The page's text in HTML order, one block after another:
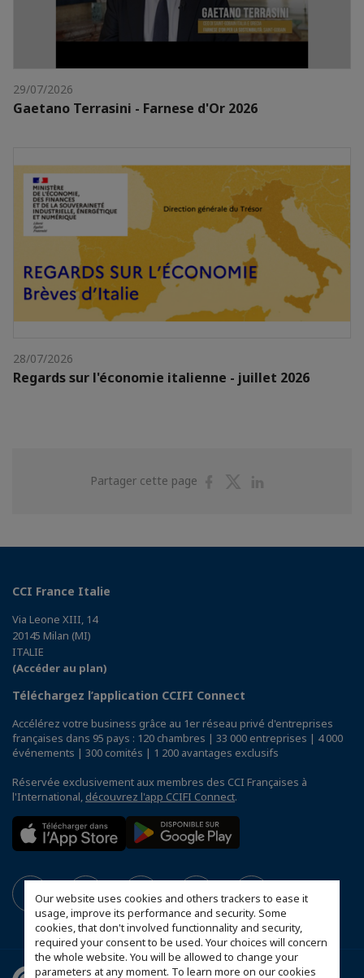
Our website uses cookies and others trackers to ease it
usage, improve its performance and security. Some
cookies, that don't involved functionnality and security,
required your consent to be used. Your choices will concern
the whole website. You will be allowed to change your
parameters at any moment. To learn more on our cookies
29/07/2026
Gaetano Terrasini - Farnese d'Or 2026
28/07/2026
Regards sur l'économie italienne - juillet 2026
Partager cette page
PartagerPartager
CCI France Italie
Via Leone XIII, 14
20145 Milan (MI)
ITALIE
(Accéder au plan)
Téléchargez l’application CCIFI Connect
Accélérez votre business grâce au 1er réseau privé d'entreprises
françaises dans 95 pays : 120 chambres | 33 000 entreprises | 4 000
événements | 300 comités | 1 200 avantages exclusifs
Réservée exclusivement aux membres des CCI Françaises à
l'International, découvrez l'app CCIFI Connect.